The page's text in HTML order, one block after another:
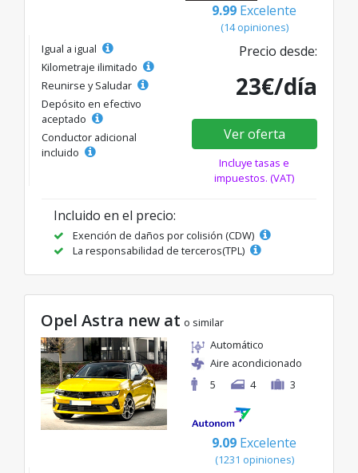
9.99 Excelente
(14 opiniones)
Igual a igual
Kilometraje ilimitado
Reunirse y Saludar
Depósito en efectivo
aceptado
Conductor adicional
incluido
Precio desde:
23€/día
Ver oferta
Incluye tasas e
impuestos. (VAT)
Incluido en el precio:
Exención de daños por colisión (CDW)
La responsabilidad de terceros(TPL)
Opel Astra new at o similar
Automático
Aire acondicionado
5
4 3
9.09 Excelente
(1231 opiniones)